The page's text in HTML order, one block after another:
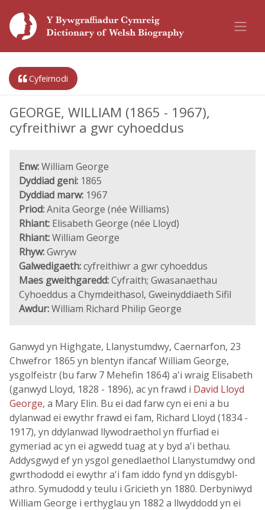
Cyfeirnodi
GEORGE, WILLIAM (1865 - 1967),
cyfreithiwr a gwr cyhoeddus
Enw:William George
Dyddiad geni: 1865
Dyddiad marw: 1967
Priod:Anita George (née Williams)
Rhiant: Elisabeth George (née Lloyd)
Rhiant:William George
Rhyw:Gwryw
Galwedigaeth:cyfreithiwr a gwr cyhoeddus
Maes gweithgaredd:Cyfraith; Gwasanaethau
Cyhoeddus a Chymdeithasol, Gweinyddiaeth Sifil
Awdur:William Richard Philip George
Ganwyd yn Highgate, Llanystumdwy, Caernarfon, 23
Chwefror 1865 yn blentyn ifancaf William George,
ysgolfeistr (bu farw 7 Mehefin 1864) a'i wraig Elisabeth
(ganwyd Lloyd, 1828 - 1896), ac yn frawd i David Lloyd
George, a Mary Elin. Bu ei dad farw cyn ei eni a bu
dylanwad ei ewythr frawd ei fam, Richard Lloyd (1834 -
1917), yn ddylanwad llywodraethol yn ffurfiad ei
gymeriad ac yn ei agwedd tuag at y byd a'i bethau.
Addysgwyd ef yn ysgol genedlaethol Llanystumdwy ond
gwrthododd ei ewythr a'i fam iddo fynd yn ddisgybl-
athro. Symudodd y teulu i Gricieth yn 1880. Derbyniwyd
William George i erthyglau yn 1882 a llwyddodd yn ei